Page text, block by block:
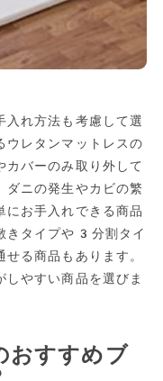
入れ方法も考慮して選
ウレタンマットレスの
カバーのみ取り外して
ダニの発生やカビの繁
にお手入れできる商品
きタイプや3分割タイ
る商品もあります。
やすい商品を選びま
おすすめブ